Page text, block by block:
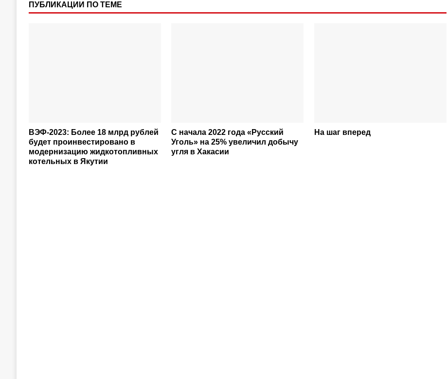
ПУБЛИКАЦИИ ПО ТЕМЕ
ВЭФ-2023: Более 18 млрд рублей
будет проинвестировано в
модернизацию жидкотопливных
котельных в Якутии
С начала 2022 года «Русский
Уголь» на 25% увеличил добычу
угля в Хакасии
На шаг вперед